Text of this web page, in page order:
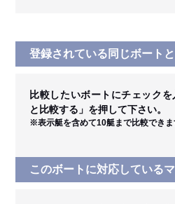
登録されている同じボート
比較したいボートにチェック
と比較する」を押して下さい。
※表示艇を含めて10艇まで比較できま
このボートに対応している